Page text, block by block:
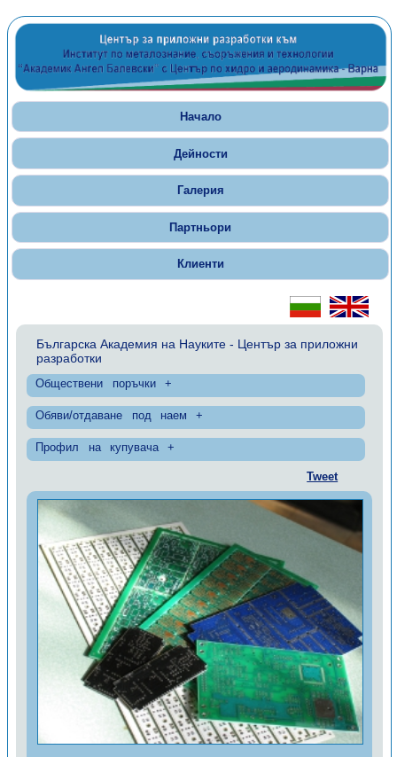
Начало
Дейности
Галерия
Партньори
Клиенти
Българска Академия на Науките - Център за приложни
разработки
Обществени поръчки +
Обяви/отдаване под наем +
Профил на купувача +
Tweet